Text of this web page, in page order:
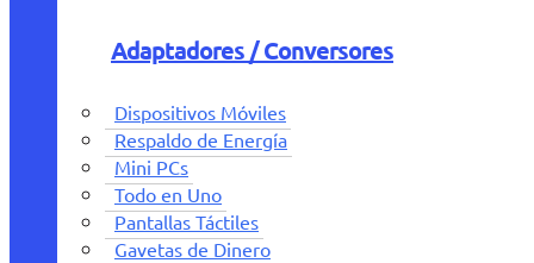
Adaptadores / Conversores
Dispositivos Móviles
Respaldo de Energía
Mini PCs
Todo en Uno
Pantallas Táctiles
Gavetas de Dinero